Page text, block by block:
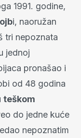
1991. godine,
i, naoružan
tri nepoznata
jednoj
pronašao i
od 48 godina
teškom
do jedne kuće
nepoznatim